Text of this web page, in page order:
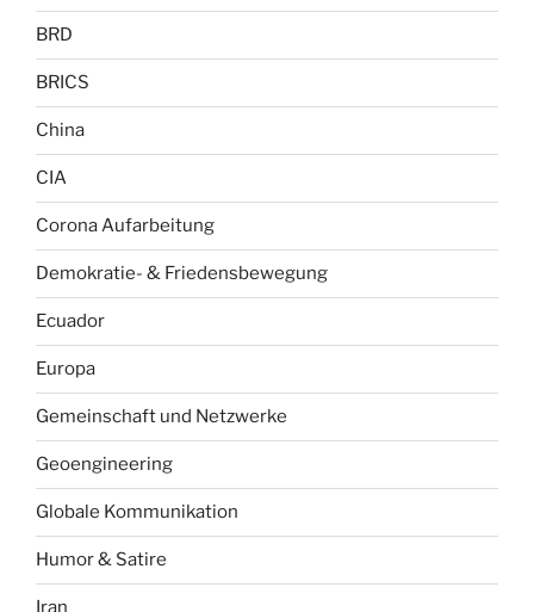
BRD
BRICS
China
CIA
Corona Aufarbeitung
Demokratie- & Friedensbewegung
Ecuador
Europa
Gemeinschaft und Netzwerke
Geoengineering
Globale Kommunikation
Humor & Satire
Iran